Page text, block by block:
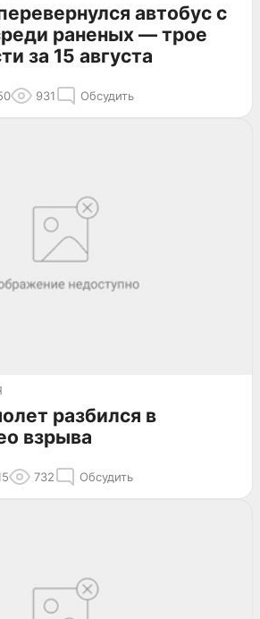
автобус с
раненых — трое
за 15 августа
931 Обсудить
разбился в
взрыва
732 Обсудить